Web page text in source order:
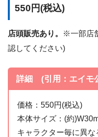
550円(税込)
店頭販売あり。
※一部店
認してください)
詳細 (引用：エイモ
価格：550円(税込)
本体サイズ：(約
キャラクター毎に異な